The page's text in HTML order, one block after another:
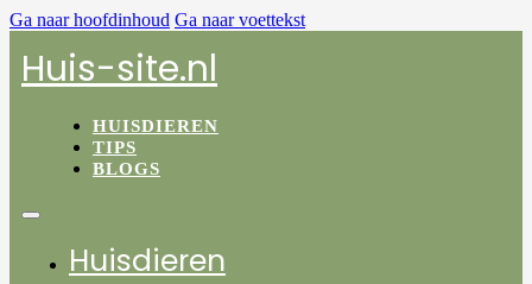
Ga naar hoofdinhoud Ga naar voettekst
Huis-site.nl
HUISDIEREN
TIPS
BLOGS
Huisdieren